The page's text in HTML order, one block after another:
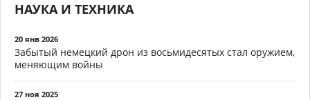
НАУКА И ТЕХНИКА
20 янв 2026
Забытый немецкий дрон из восьмидесятых стал оружием,
меняющим войны
27 ноя 2025